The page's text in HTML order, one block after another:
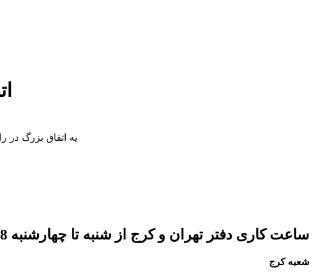
یه اتفاق بزرگ
ساعت کاری دفتر تهران و کرج از شنبه تا چهارشنبه 8 صبح تا 5 عصر میباشد.
شعبه کرج